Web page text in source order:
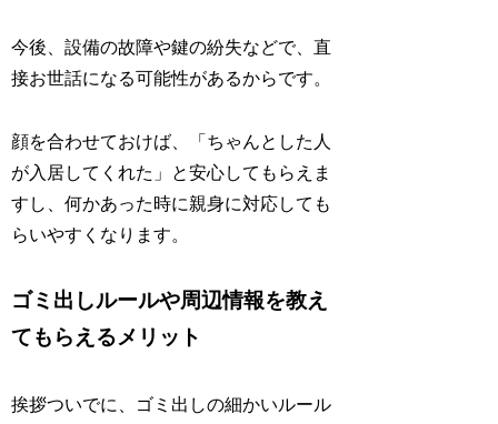
今後、設備の故障や鍵の紛失などで、直
接お世話になる可能性があるからです。
顔を合わせておけば、「ちゃんとした人
が入居してくれた」と安心してもらえま
すし、何かあった時に親身に対応しても
らいやすくなります。
ゴミ出しルールや周辺情報を教え
てもらえるメリット
挨拶ついでに、ゴミ出しの細かいルール